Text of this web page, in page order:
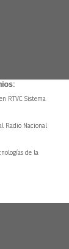
RTVC Sistema
Radio Nacional
de la